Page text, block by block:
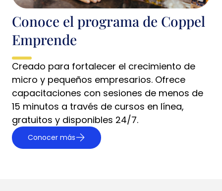
Conoce el programa de Coppel
Emprende
Creado para fortalecer el crecimiento de
micro y pequeños empresarios. Ofrece
capacitaciones con sesiones de menos de
15 minutos a través de cursos en línea,
gratuitos y disponibles 24/7.
Conocer más